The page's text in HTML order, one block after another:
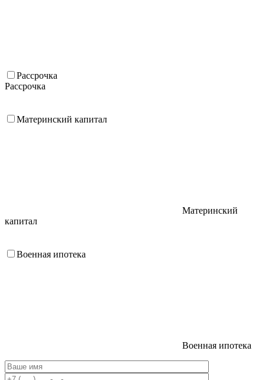
Рассрочка
Рассрочка
Материнский капитал
Материнский
капитал
Военная ипотека
Военная ипотека